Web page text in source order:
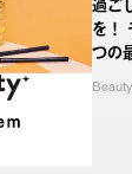
過ご
を！
つの